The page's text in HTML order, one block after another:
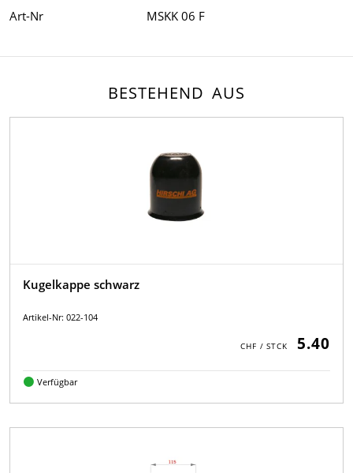
Art-Nr MSKK 06 F
BESTEHEND AUS
Kugelkappe schwarz
Artikel-Nr: 022-104
5.40
Verfügbar